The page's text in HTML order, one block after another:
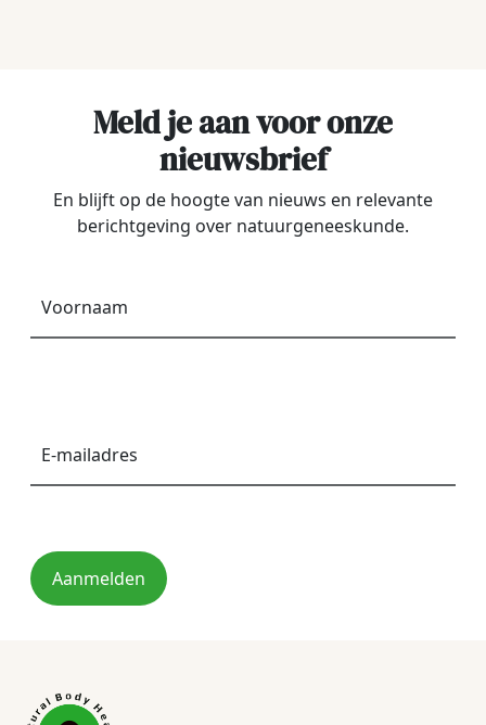
Meld je aan voor onze
nieuwsbrief
En blijft op de hoogte van nieuws en relevante
berichtgeving over natuurgeneeskunde.
Aanmelden